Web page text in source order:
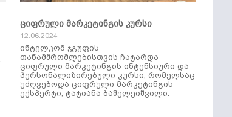
ციფრული მარკეტინგის კურსი
12.06.2024
ინტელკომ ჯგუფის
თანამშრომლებისთვის ჩატარდა
ციფრული მარკეტინგის ინტენსიური და
პერსონალიზირებული კურსი, რომელსაც
უძღვებოდა ციფრული მარკეტინგის
ექსპერტი, ტატიანა ბაშელეიშვილი.